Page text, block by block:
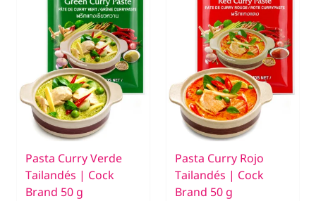
Pasta Curry Verde
Tailandés | Cock
Brand 50 g
Pasta Curry Rojo
Tailandés | Cock
Brand 50 g